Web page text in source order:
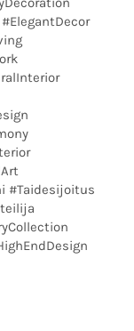
#Taidesijoitus